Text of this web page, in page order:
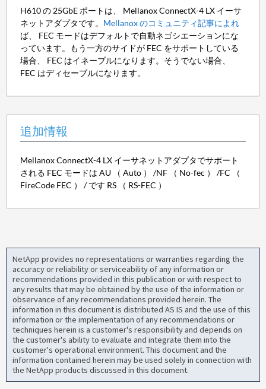
H610 の 25GbE ポートは、 Mellanox ConnectX-4 LX イーサ
ネットアダプタです。 Mellanox のコミュニティ記事によれ
ば、 FEC モードはデフォルトで自動ネゴシエーションにな
っています。もう一方のサイドが FEC をサポートしている
場合、 FEC はイネーブルになります。そうでない場合、
FEC はディセーブルになります。
追加情報
Mellanox ConnectX-4 LX イーサネットアダプタでサポート
される FEC モードは AU （ Auto ） /NF （ No-fec ） /FC （
FireCode FEC ） / です RS （ RS-FEC ）
NetApp provides no representations or warranties regarding the
accuracy or reliability or serviceability of any information or
recommendations provided in this publication or with respect to
any results that may be obtained by the use of the information or
observance of any recommendations provided herein. The
information in this document is distributed AS IS and the use of this
information or the implementation of any recommendations or
techniques herein is a customer's responsibility and depends on
the customer's ability to evaluate and integrate them into the
customer's operational environment. This document and the
information contained herein may be used solely in connection with
the NetApp products discussed in this document.